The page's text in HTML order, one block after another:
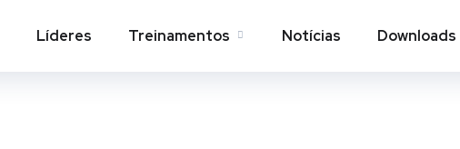
Líderes Treinamentos Notícias Downloads